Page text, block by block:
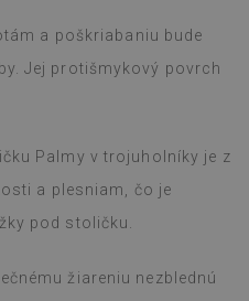
a poškriabaniu bude
Jej protišmykový povrch
Palmy v trojuholníky je z
a plesniam, čo je
pod stoličku.
žiareniu nezblednú